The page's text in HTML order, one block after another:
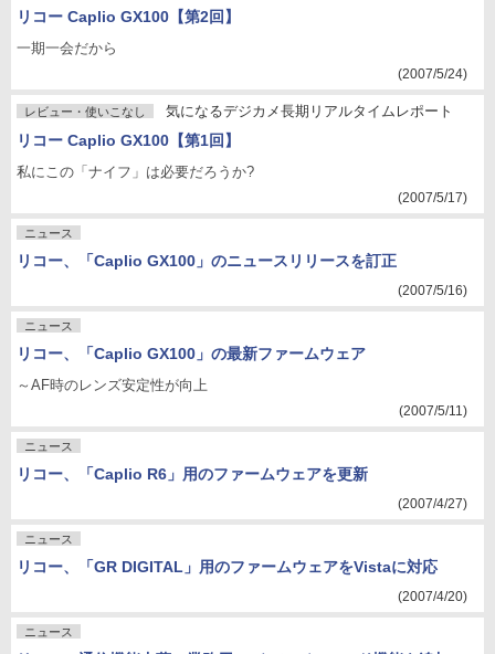
リコー Caplio GX100【第2回】
一期一会だから
(2007/5/24)
レビュー・使いこなし 気になるデジカメ長期リアルタイムレポート
リコー Caplio GX100【第1回】
私にこの「ナイフ」は必要だろうか?
(2007/5/17)
ニュース
リコー、「Caplio GX100」のニュースリリースを訂正
(2007/5/16)
ニュース
リコー、「Caplio GX100」の最新ファームウェア
～AF時のレンズ安定性が向上
(2007/5/11)
ニュース
リコー、「Caplio R6」用のファームウェアを更新
(2007/4/27)
ニュース
リコー、「GR DIGITAL」用のファームウェアをVistaに対応
(2007/4/20)
ニュース